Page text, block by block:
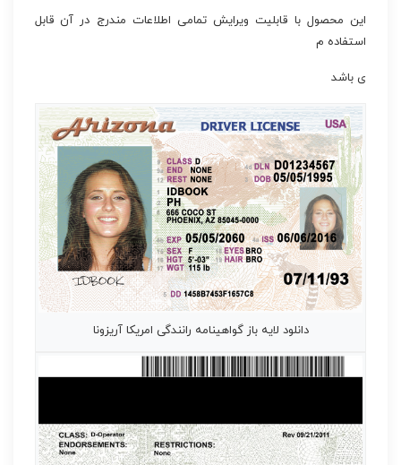
این محصول با قابلیت ویرایش تمامی اطلاعات مندرج در آن قابل
استفاده م
ی باشد
دانلود لایه باز گواهینامه رانندگی امریکا آریزونا